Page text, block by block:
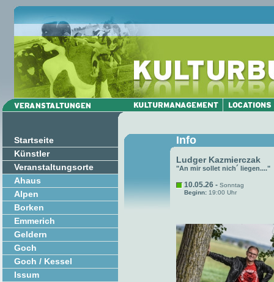
Startseite
Künstler
Veranstaltungsorte
Ahaus
Alpen
Borken
Emmerich
Geldern
Goch
Goch / Kessel
Issum
Info
Ludger Kazmierczak
"An mir sollet nich´ liegen...."
10.05.26 - Sonntag
Beginn: 19:00 Uhr